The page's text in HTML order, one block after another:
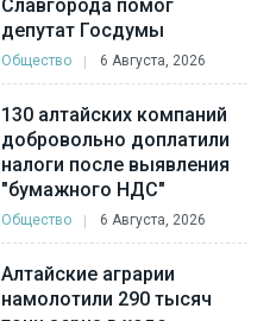
Славгорода помог
депутат Госдумы
Общество 6 Августа, 2026
130 алтайских компаний
добровольно доплатили
налоги после выявления
"бумажного НДС"
Общество 6 Августа, 2026
Алтайские аграрии
намолотили 290 тысяч